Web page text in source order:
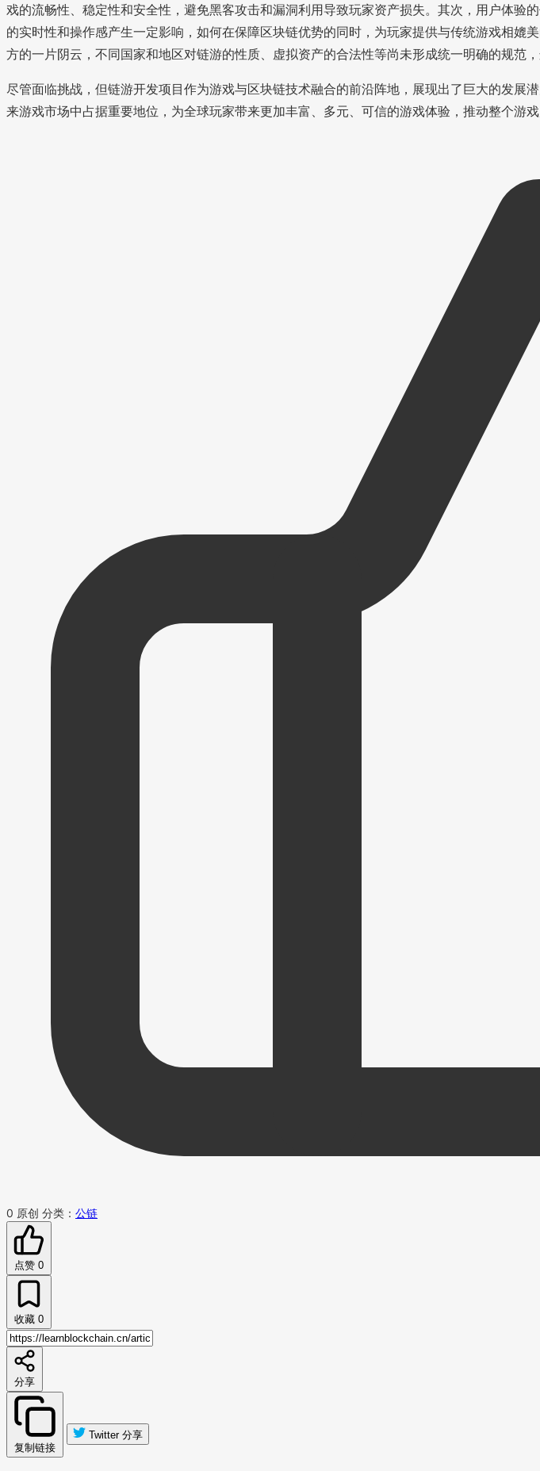
戏的流畅性、稳定性和安全性，避免黑客攻击和漏洞利用导致玩家资产损失。其次，用户体
的实时性和操作感产生一定影响，如何在保障区块链优势的同时，为玩家提供与传统游戏相
方的一片阴云，不同国家和地区对链游的性质、虚拟资产的合法性等尚未形成统一明确的规范
尽管面临挑战，但链游开发项目作为游戏与区块链技术融合的前沿阵地，展现出了巨大的发
来游戏市场中占据重要地位，为全球玩家带来更加丰富、多元、可信的游戏体验，推动整个游
0 原创 分类： 公链
点赞 0
收藏 0
分享
复制链接
Twitter 分享